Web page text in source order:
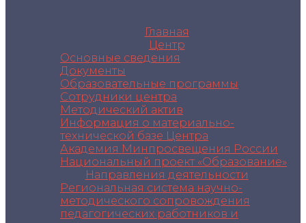
Главная
Центр
Основные сведения
Документы
Образовательные программы
Сотрудники центра
Методический актив
Информация о материально-
технической базе Центра
Академия Минпросвещения России
Национальный проект «Образование»
Направления деятельности
Региональная система научно-
методического сопровождения
педагогических работников и